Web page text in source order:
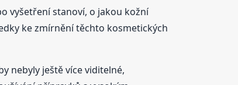
vyšetření stanoví, o jakou kožní
ke zmírnění těchto kosmetických
nebyly ještě více viditelné,